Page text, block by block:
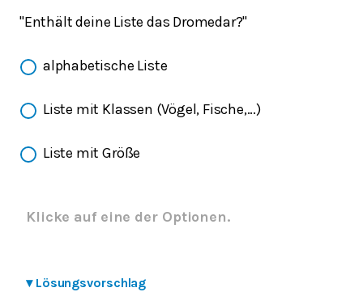
"Enthält deine Liste das Dromedar?"
alphabetische Liste
Liste mit Klassen (Vögel, Fische,...)
Liste mit Größe
Klicke auf eine der Optionen.
▾ Lösungsvorschlag